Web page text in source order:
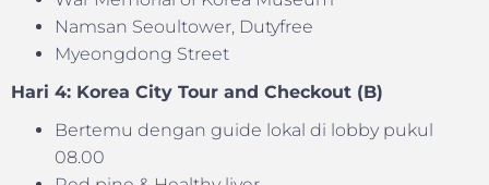
Namsan Seoultower, Dutyfree
Myeongdong Street
Hari 4: Korea City Tour and Checkout (B)
Bertemu dengan guide lokal di lobby pukul
08.00